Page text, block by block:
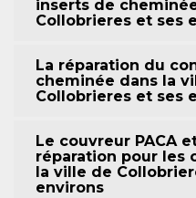
inserts de
Collobrieres et ses
La réparation du
cheminée dans la
Collobrieres et ses
Le couvreur PACA
réparation pour les
la ville de
environs